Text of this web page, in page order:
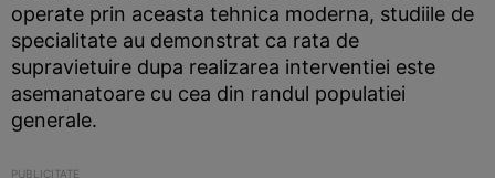
operate prin aceasta tehnica moderna, studiile de
specialitate au demonstrat ca rata de
supravietuire dupa realizarea interventiei este
asemanatoare cu cea din randul populatiei
generale.